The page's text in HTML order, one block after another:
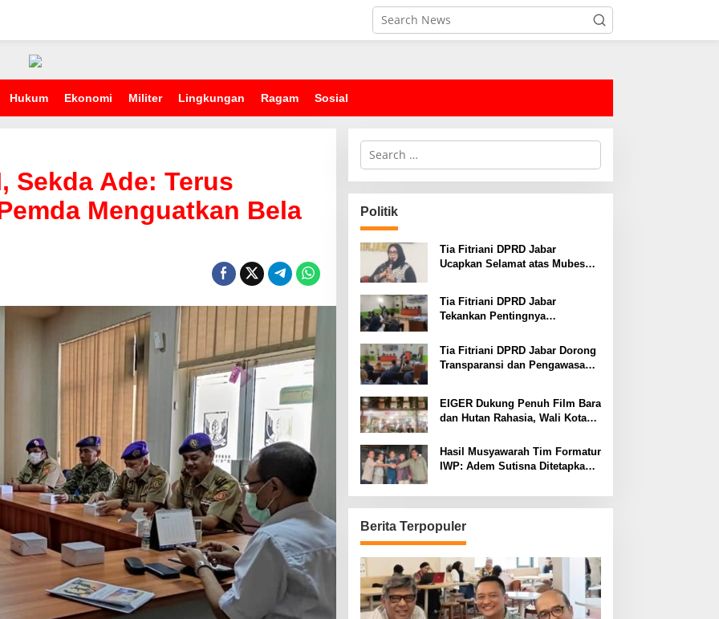
Hukum Ekonomi Militer Lingkungan Ragam Sosial
Sekda Ade: Terus
Menguatkan Bela
S
r
c
h
f
o
:
Politik
Tia Fitriani DPRD Jabar
Ucapkan Selamat atas Mubes
Jabar
Tia Fitriani DPRD Jabar
Tekankan Pentingnya
Perkuat Kader NasDem di
Kabupaten Bandung
Tia Fitriani DPRD Jabar Dorong
Transparansi dan Pengawasan
EIGER Dukung Penuh Film Bara
dan Hutan Rahasia, Wali Kota
Hasil Musyawarah Tim Formatur
IWP: Adem Sutisna Ditetapkan
Periode 2026–2028
Berita Terpopuler